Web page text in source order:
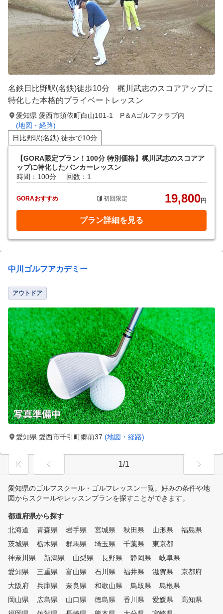
名鉄日比野駅(名鉄)徒歩10分 梶川武志のスコアアップに
特化した本格的プライベートレッスン
愛知県 愛西市須依町白山101-1 P＆Aゴルフクラブ内
(地図・経路)
日比野駅(名鉄) 徒歩で10分
【GORA限定プラン！100分 特別価格】梶川武志のスコアア
ップに特化したバンカーレッスン
時間：100分
回数：1
GORAおすすめ 初回限定 19,800円
プラン詳細を見る
中川ゴルフアカデミー
アウトドア
愛知県 愛西市千引町郷前37 (地図・経路)
1/1
愛知県のゴルフスクール・ゴルフレッスン一覧。好みの条件や地
図からスクールやレッスンプランを探すことができます。
都道府県から探す
北海道
青森県 岩手県 宮城県 秋田県 山形県
福島県
茨城県
栃木県 群馬県 埼玉県 千葉県
東京都
神奈川県
新潟県 山梨県 長野県 静岡県
岐阜県
愛知県
三重県 富山県 石川県 福井県 滋賀県
京都府
大阪府
兵庫県 奈良県 和歌山県 鳥取県
島根県
岡山県
広島県 山口県 徳島県 香川県 愛媛県
高知県